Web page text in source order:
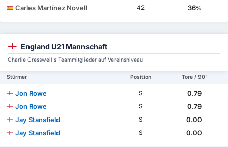
Carles Martínez Novell 42 36%
England U21 Mannschaft
Charlie Cresswell's Teammitglieder auf Vereinsniveau
Stürmer Position Tore / 90'
Jon Rowe S
0.79
Jon Rowe
S
0.79
Jay Stansfield
S
0.00
Jay Stansfield
S 0.00